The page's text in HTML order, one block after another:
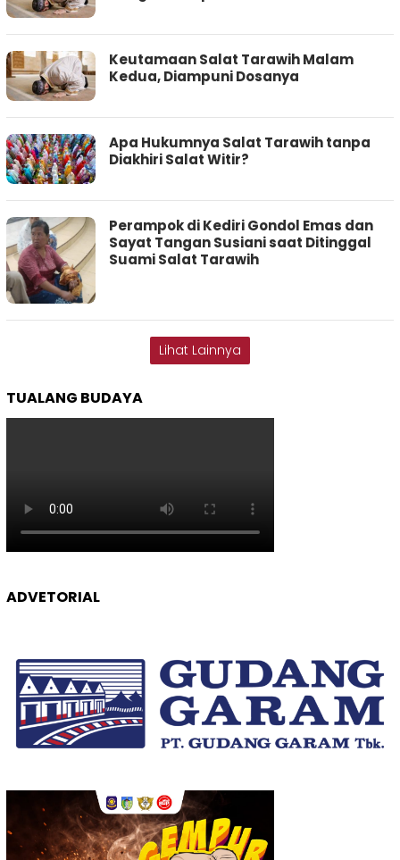
Keutamaan Salat Tarawih Malam
Kedua, Diampuni Dosanya
Apa Hukumnya Salat Tarawih tanpa
Diakhiri Salat Witir?
Perampok di Kediri Gondol Emas dan
Sayat Tangan Susiani saat Ditinggal
Suami Salat Tarawih
Lihat Lainnya
TUALANG BUDAYA
ADVETORIAL